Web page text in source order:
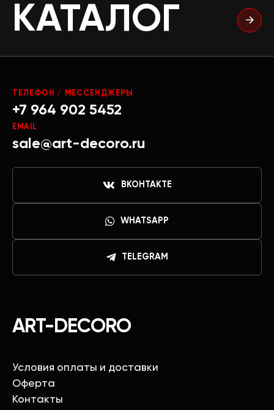
КАТАЛОГ
ART-DECORO
Условия оплаты и доставки
Оферта
Контакты
ТЕЛЕФОН / МЕССЕНДЖЕРЫ
+7 964 902 5452
EMAIL
sale@art-decoro.ru
ВКОНТАКТЕ
WHATSAPP
TELEGRAM